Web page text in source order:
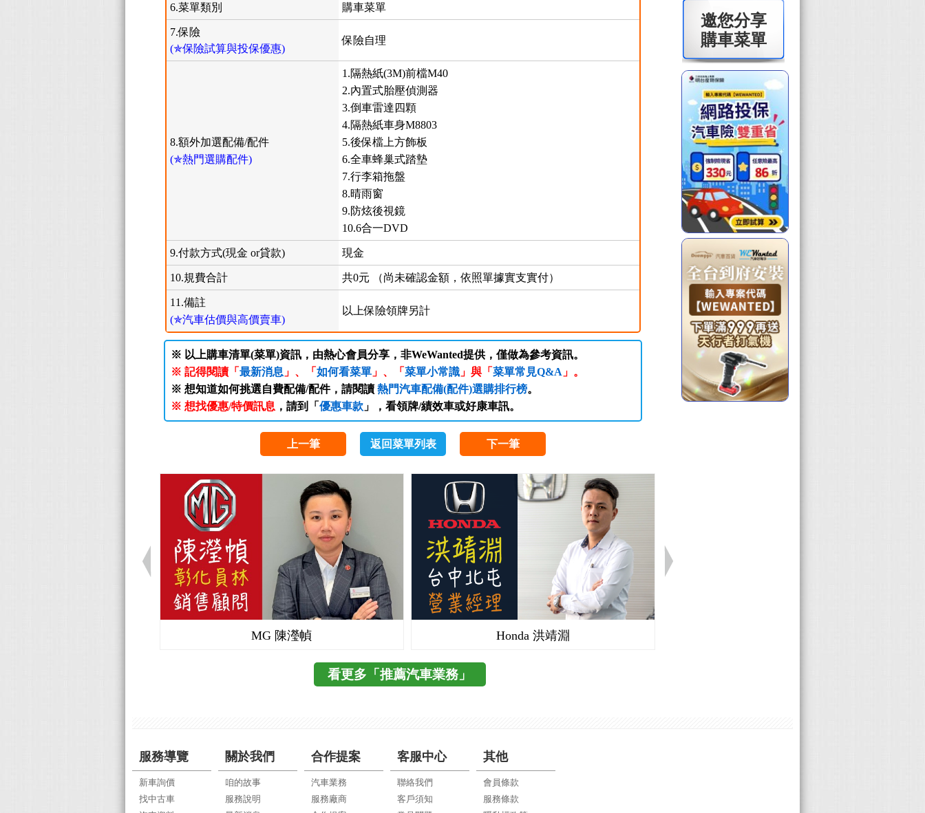
6.菜單類別 購車菜單
7.保險
(✯保險試算與投保優惠)
保險自理
8.額外加選配備/配件
(✯熱門選購配件)
1.隔熱紙(3M)前檔M40
2.內置式胎壓偵測器
3.倒車雷達四顆
4.隔熱紙車身M8803
5.後保檔上方飾板
6.全車蜂巢式踏墊
7.行李箱拖盤
8.晴雨窗
9.防炫後視鏡
10.6合一DVD
9.付款方式(現金 or貸款) 現金
10.規費合計 共0元 （尚未確認金額，依照單據實支實付）
11.備註
(✯汽車估價與高價賣車)
以上保險領牌另計
※ 以上購車清單(菜單)資訊，由熱心會員分享，非WeWanted提供，僅做為參考資訊。
※ 記得閱讀「 最新消息 」、「 如何看菜單」、「 菜單小常識」與「 菜單常見Q&A 」。
※ 想知道如何挑選自費配備/配件，請閱讀 熱門汽車配備(配件)選購排行榜。
※ 想找優惠/特價訊息 ，請到「 優惠車款」，看領牌/績效車或好康車訊。
上一筆 返回菜單列表 下一筆
MG 陳瀅幀 Honda 洪靖淵
看更多「推薦汽車業務」
邀您分享
購車菜單
服務導覽
新車詢價
找中古車
關於我們
咱的故事
服務說明
合作提案
汽車業務
服務廠商
客服中心
聯絡我們
客戶須知
其他
會員條款
服務條款